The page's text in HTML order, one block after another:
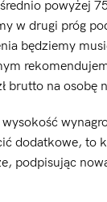
powyżej
w drugi próg
będziemy
brutto na osobę
dodatkowe, to
podpisując